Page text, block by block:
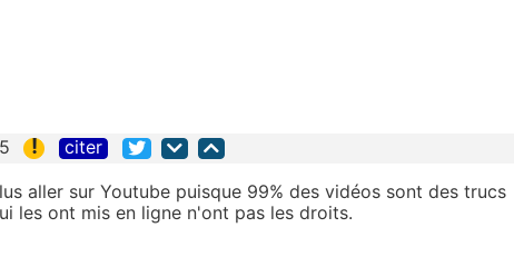
! citer
aller sur Youtube puisque 99% des vidéos sont des trucs
les ont mis en ligne n'ont pas les droits.